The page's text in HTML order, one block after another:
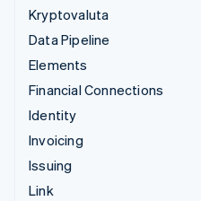
Kryptovaluta
Data Pipeline
Elements
Financial Connections
Identity
Invoicing
Issuing
Link